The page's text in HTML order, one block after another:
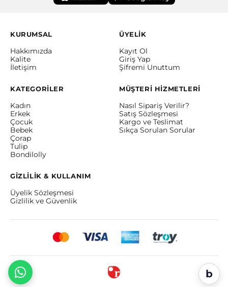
KURUMSAL
Hakkımızda
Kalite
İletişim
ÜYELİK
Kayıt Ol
Giriş Yap
Şifremi Unuttum
KATEGORİLER
Kadın
Erkek
Çocuk
Bebek
Çorap
Tulip
Bondilolly
MÜŞTERİ HİZMETLERİ
Nasıl Sipariş Verilir?
Satış Sözleşmesi
Kargo ve Teslimat
Sıkça Sorulan Sorular
GİZLİLİK & KULLANIM
Üyelik Sözleşmesi
Gizlilik ve Güvenlik
b